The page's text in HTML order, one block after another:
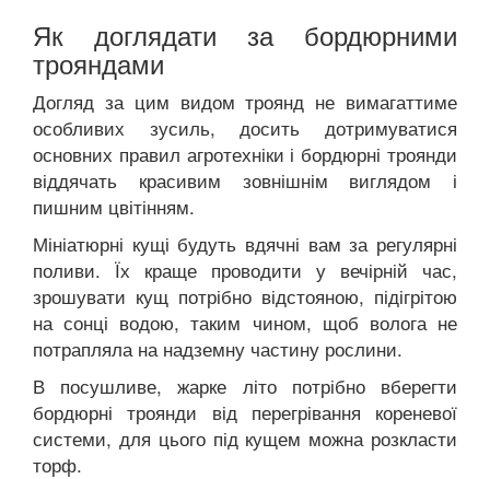
Як доглядати за бордюрними
трояндами
Догляд за цим видом троянд не вимагаттиме
особливих зусиль, досить дотримуватися
основних правил агротехніки і бордюрні троянди
віддячать красивим зовнішнім виглядом і
пишним цвітінням.
Мініатюрні кущі будуть вдячні вам за регулярні
поливи. Їх краще проводити у вечірній час,
зрошувати кущ потрібно відстояною, підігрітою
на сонці водою, таким чином, щоб волога не
потрапляла на надземну частину рослини.
В посушливе, жарке літо потрібно вберегти
бордюрні троянди від перегрівання кореневої
системи, для цього під кущем можна розкласти
торф.